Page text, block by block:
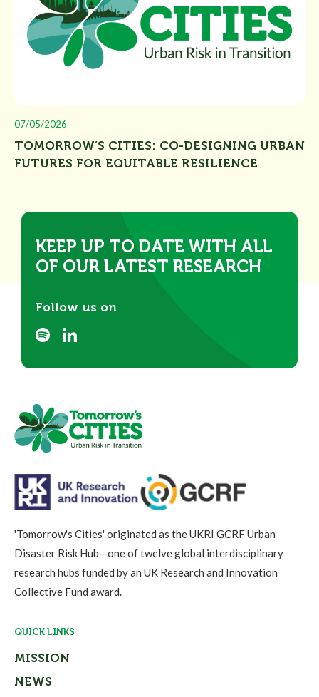
07/05/2026
TOMORROW’S CITIES: CO-DESIGNING URBAN
FUTURES FOR EQUITABLE RESILIENCE
KEEP UP TO DATE WITH ALL
OF OUR LATEST RESEARCH
Follow us on
'Tomorrow's Cities' originated as the UKRI GCRF Urban
Disaster Risk Hub—one of twelve global interdisciplinary
research hubs funded by an UK Research and Innovation
Collective Fund award.
QUICK LINKS
MISSION
NEWS